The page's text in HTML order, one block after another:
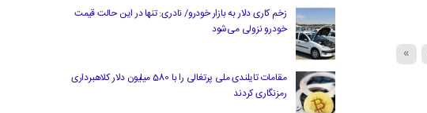
»
زخم کاری دلار به بازار خودرو/ نادری: تنها در این حالت قیمت
خودرو نزولی می‌شود
مقامات تایلندی ملی پرتغالی را با 580 میلیون دلار کلاهبرداری
رمزنگاری کردند